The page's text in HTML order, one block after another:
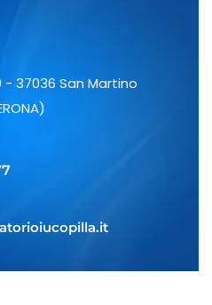
pelle
di
dello Sport
- 37036 San Martino